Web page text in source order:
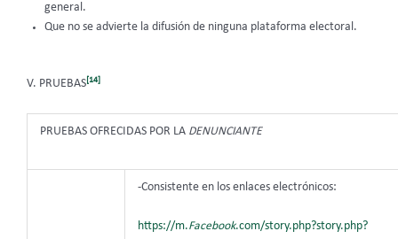
general.
Que no se advierte la difusión de ninguna plataforma electoral.
V. PRUEBAS[14]
PRUEBAS OFRECIDAS POR LA DENUNCIANTE
-Consistente en los enlaces electrónicos:
https://m.Facebook.com/story.php?story.php?